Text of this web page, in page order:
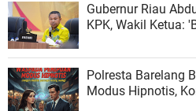
Gubernur Riau
KPK, Wakil Ketua:
Polresta Barelang
Modus Hipnotis,